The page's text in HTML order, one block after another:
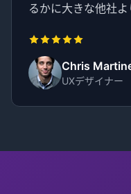
るかに大きな他社
Chris
UXデザイナー